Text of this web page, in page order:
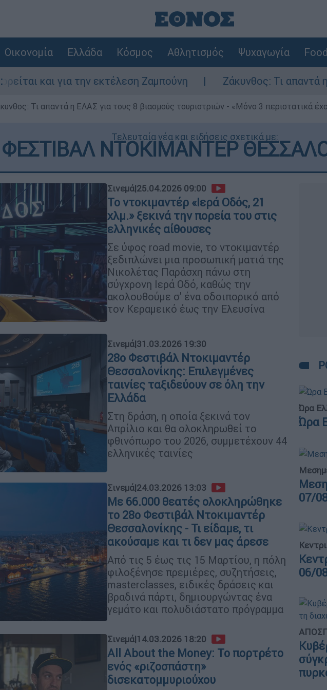
Οικονομία Ελλάδα Κόσμος Αθλητισμός Ψυχαγωγία
εκτέλεση Ζαμπούνη Ζάκυνθος: Τι απαντά η ΕΛΑΣ για τους
Τι απαντά η ΕΛΑΣ για τους 8 βιασμούς τουριστριών - «Μόνο 3 περιστατικά
Τελευταία νέα και ειδήσεις σχετικά με:
ΦΕΣΤΙΒΑΛ ΝΤΟΚΙΜΑΝΤΕΡ
Σινεμά|25.04.2026 09:00
Το ντοκιμαντέρ «Ιερά Οδός, 21
χλμ.» ξεκινά την πορεία του στις
ελληνικές αίθουσες
Σε ύφος road movie, το ντοκιμαντέρ
ξεδιπλώνει μια προσωπική ματιά της
Νικολέτας Παράσχη πάνω στη
σύγχρονη Ιερά Οδό, καθώς την
ακολουθούμε σ' ένα οδοιπορικό από
τον Κεραμεικό έως την Ελευσίνα
Σινεμά|31.03.2026 19:30
28ο Φεστιβάλ Ντοκιμαντέρ
Θεσσαλονίκης: Επιλεγμένες
ταινίες ταξιδεύουν σε όλη την
Ελλάδα
Στη δράση, η οποία ξεκινά τον
Απρίλιο και θα ολοκληρωθεί το
φθινόπωρο του 2026, συμμετέχουν 44
ελληνικές ταινίες
Σινεμά|24.03.2026 13:03
Με 66.000 θεατές ολοκληρώθηκε
το 28ο Φεστιβάλ Ντοκιμαντέρ
Θεσσαλονίκης - Τι είδαμε, τι
ακούσαμε και τι δεν μας άρεσε
Από τις 5 έως τις 15 Μαρτίου, η πόλη
φιλοξένησε πρεμιέρες, συζητήσεις,
masterclasses, ειδικές δράσεις και
βραδινά πάρτι, δημιουργώντας ένα
γεμάτο και πολυδιάστατο πρόγραμμα
Σινεμά|14.03.2026 18:20
All About the Money: Το πορτρέτο
ενός «ριζοσπάστη»
δισεκατομμυριούχου
Ώρα
Ώρα
07/
06/